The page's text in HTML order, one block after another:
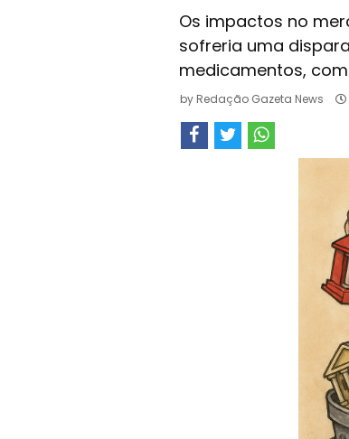
Os impactos no
sofreria uma
medicamentos,
by Redação Gazeta News